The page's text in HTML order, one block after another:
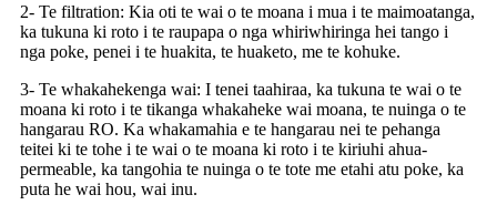
2- Te filtration: Kia oti te wai o te moana i mua i te maimoatanga,
ka tukuna ki roto i te raupapa o nga whiriwhiringa hei tango i
nga poke, penei i te huakita, te huaketo, me te kohuke.
3- Te whakahekenga wai: I tenei taahiraa, ka tukuna te wai o te
moana ki roto i te tikanga whakaheke wai moana, te nuinga o te
hangarau RO. Ka whakamahia e te hangarau nei te pehanga
teitei ki te tohe i te wai o te moana ki roto i te kiriuhi ahua-
permeable, ka tangohia te nuinga o te tote me etahi atu poke, ka
puta he wai hou, wai inu.